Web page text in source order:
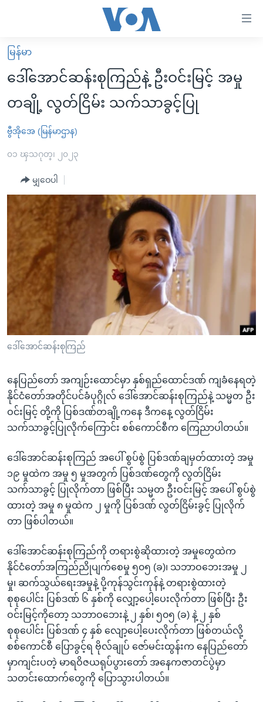
လွယ်ကူ
စေ
များ
ပင်မ
ကြည့်
ပင်မ
ညွန်း
စာမျက်နှာ
ကြည့်
ရှာဖွေ
ရန်
နေရာ
သို့
ရန်
မူလစာမျက်နှာ
မြန်မာ
ကမ္ဘာ့သတင်းများ
နိုင်ငံတကာ
အစ္စရေး-ပါလက်စတိုင်း
ဗွီဒီယို
အင်္ဂလိပ်စာလေ့လာမယ်
အမေရိကန်သုံးအီဒီယံ
မကြေးမုံရဲ့ အင်္ဂလိပ်စာ
ရုပ်ရှင်ထဲက အင်္ဂလိပ်စာ
သုတပဒေသာ အင်္ဂလိပ်စာ
အပတ်စဉ်ကဏ္ဍများ
ရေဒီယို
တီဗွီ
ရေဒီယိုနှင့်ရုပ်သံ အချက်အလက်များ
ရေဒီယို/တီဗွီအစီအစဉ်
Learning English
ဗွီအိုအေ လူမှုကွန်ယက်များ
ဘာသာစကားများ
မြန်မာ
ဒေါ်အောင်ဆန်းစုကြည်နဲ့ ဦးဝင်းမြင့် အမှု
တချို့ လွတ်ငြိမ်း သက်သာခွင့်ပြု
ဗွီအိုအေ (မြန်မာဌာန)
၀၁ ၾသဂုတ္၊ ၂၀၂၃
မျှဝေပါ
ဒေါ်အောင်ဆန်းစုကြည်
နေပြည်တော် အကျဉ်းထောင်မှာ နှစ်ရှည်ထောင်ဒဏ် ကျခံနေရတဲ့
နိုင်ငံတော်အတိုင်ပင်ခံပုဂ္ဂိုလ် ဒေါ်အောင်ဆန်းစုကြည်နဲ့ သမ္မတ ဦး
ဝင်းမြင့် တို့ကို ပြစ်ဒဏ်တချို့ကနေ ဒီကနေ့ လွတ်ငြိမ်း
သက်သာခွင့်ပြုလိုက်ကြောင်း စစ်ကောင်စီက ကြေညာပါတယ်။
ဒေါ်အောင်ဆန်းစုကြည် အပေါ် စွပ်စွဲ ပြစ်ဒဏ်ချမှတ်ထားတဲ့ အမှု
၁၉ မှုထဲက အမှု ၅ မှုအတွက် ပြစ်ဒဏ်တွေကို လွတ်ငြိမ်း
သက်သာခွင့် ပြုလိုက်တာ ဖြစ်ပြီး သမ္မတ ဦးဝင်းမြင့် အပေါ် စွပ်စွဲ
ထားတဲ့ အမှု ၈ မှုထဲက ၂ မှုကို ပြစ်ဒဏ် လွတ်ငြိမ်းခွင့် ပြုလိုက်
တာ ဖြစ်ပါတယ်။
ဒေါ်အောင်ဆန်းစုကြည်ကို တရားစွဲဆိုထားတဲ့ အမှုတွေထဲက
နိုင်ငံတော်အကြည်ညိုပျက်စေမှု ၅၀၅ (ခ)၊ သဘာဝဘေးအမှု ၂
မှု၊ ဆက်သွယ်ရေးအမှုနဲ့ ပို့ကုန်သွင်းကုန်နဲ့ တရားစွဲထားတဲ့
စုစုပေါင်း ပြစ်ဒဏ် ၆ နှစ်ကို လျှော့ပေါ့ပေးလိုက်တာ ဖြစ်ပြီး ဦး
ဝင်းမြင့်ကိုတော့ သဘာဝဘေးနဲ့ ၂ နှစ်၊ ၅၀၅ (ခ) နဲ့ ၂ နှစ်
စုစုပေါင်း ပြစ်ဒဏ် ၄ နှစ် လျော့ပေါ့ပေးလိုက်တာ ဖြစ်တယ်လို့
စစ်ကောင်စီ ပြောခွင့်ရ ဗိုလ်ချုပ် ဇော်မင်းထွန်းက နေပြည်တော်
မှာကျင်းပတဲ့ မာရဝိဇယရုပ်ပွားတော် အနေကဇာတင်ပွဲမှာ
သတင်းထောက်တွေကို ပြောသွားပါတယ်။